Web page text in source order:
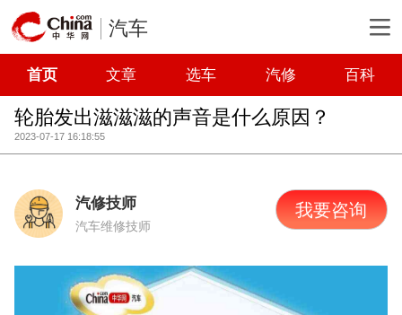
汽车
首页 文章 选车 汽修 百科
轮胎发出滋滋滋的声音是什么原因？
2023-07-17 16:18:55
汽修技师
汽车维修技师
我要咨询